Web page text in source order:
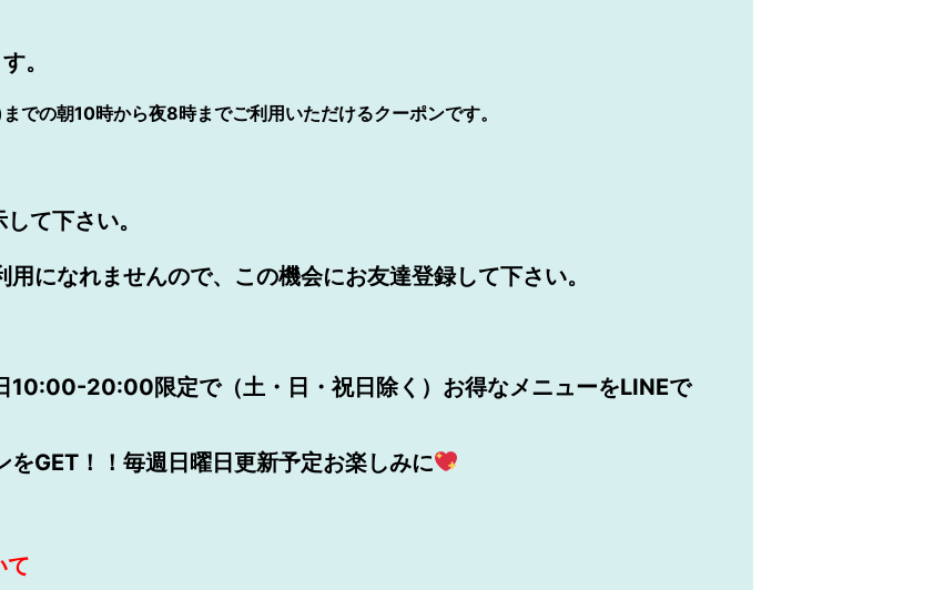
。
の朝10時から夜8時までご利用いただけるクーポンです。
て下さい。
になれませんので、この機会にお友達登録して下さい。
10:00-20:00限定で（土・日・祝日除く）お得なメニューをLINEで
をGET！！毎週日曜日更新予定お楽しみに
て